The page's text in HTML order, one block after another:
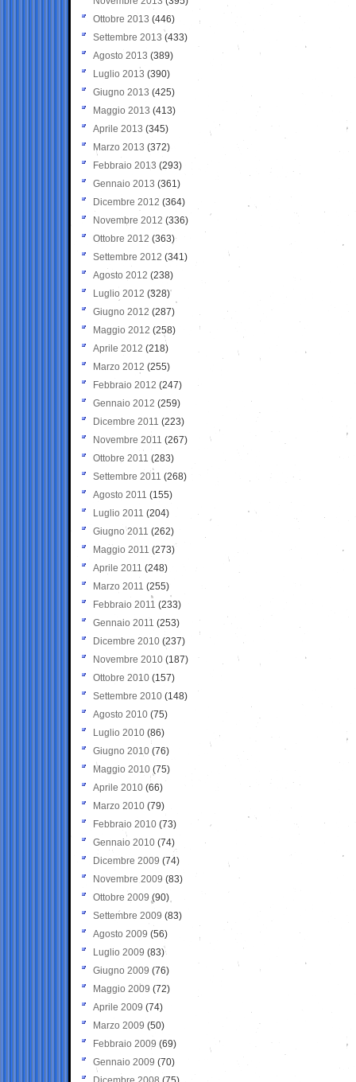
Ottobre 2013 (446)
Settembre 2013 (433)
Agosto 2013 (389)
Luglio 2013 (390)
Giugno 2013 (425)
Maggio 2013 (413)
Aprile 2013 (345)
Marzo 2013 (372)
Febbraio 2013 (293)
Gennaio 2013 (361)
Dicembre 2012 (364)
Novembre 2012 (336)
Ottobre 2012 (363)
Settembre 2012 (341)
Agosto 2012 (238)
Luglio 2012 (328)
Giugno 2012 (287)
Maggio 2012 (258)
Aprile 2012 (218)
Marzo 2012 (255)
Febbraio 2012 (247)
Gennaio 2012 (259)
Dicembre 2011 (223)
Novembre 2011 (267)
Ottobre 2011 (283)
Settembre 2011 (268)
Agosto 2011 (155)
Luglio 2011 (204)
Giugno 2011 (262)
Maggio 2011 (273)
Aprile 2011 (248)
Marzo 2011 (255)
Febbraio 2011 (233)
Gennaio 2011 (253)
Dicembre 2010 (237)
Novembre 2010 (187)
Ottobre 2010 (157)
Settembre 2010 (148)
Agosto 2010 (75)
Luglio 2010 (86)
Giugno 2010 (76)
Maggio 2010 (75)
Aprile 2010 (66)
Marzo 2010 (79)
Febbraio 2010 (73)
Gennaio 2010 (74)
Dicembre 2009 (74)
Novembre 2009 (83)
Ottobre 2009 (90)
Settembre 2009 (83)
Agosto 2009 (56)
Luglio 2009 (83)
Giugno 2009 (76)
Maggio 2009 (72)
Aprile 2009 (74)
Marzo 2009 (50)
Febbraio 2009 (69)
Gennaio 2009 (70)